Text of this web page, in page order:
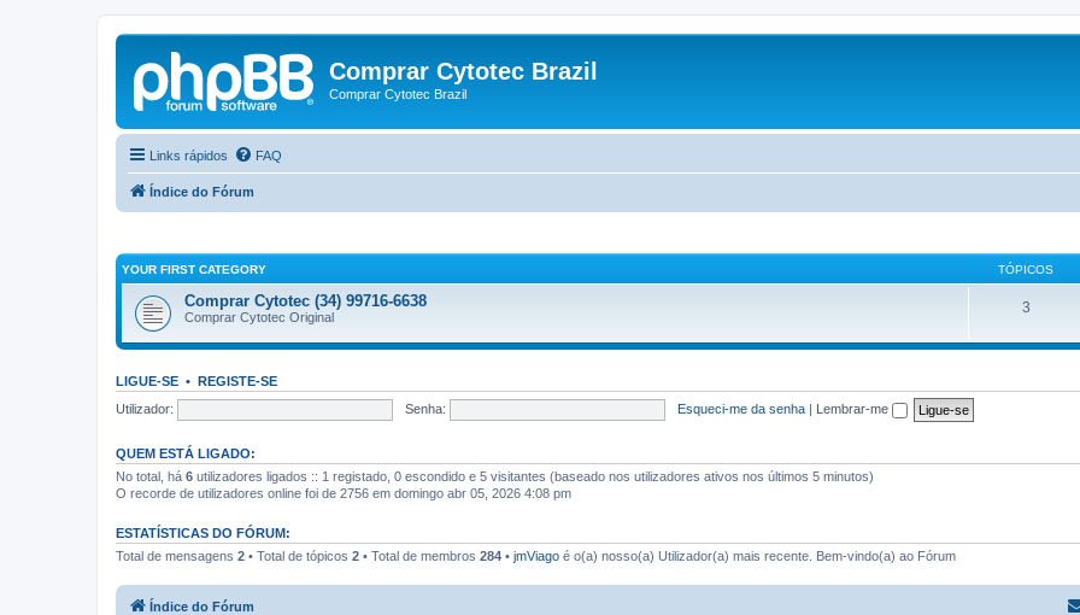
Comprar Cytotec Brazil
Comprar Cytotec Brazil
Links rápidos FAQ
Índice do Fórum
YOUR FIRST CATEGORY TÓPICOS
Comprar Cytotec (34) 99716-6638
Comprar Cytotec Original
3
LIGUE-SE • REGISTE-SE
Utilizador:
Senha: Esqueci-me da senha | Lembrar-me
QUEM ESTÁ LIGADO:
No total, há 6 utilizadores ligados :: 1 registado, 0 escondido e 5 visitantes (baseado nos utilizadores ativos nos últimos 5 minutos)
O recorde de utilizadores online foi de 2756 em domingo abr 05, 2026 4:08 pm
ESTATÍSTICAS DO FÓRUM:
Total de mensagens 2 • Total de tópicos 2 • Total de membros 284 • jmViago é o(a) nosso(a) Utilizador(a) mais recente. Bem-vindo(a) ao Fórum
Índice do Fórum